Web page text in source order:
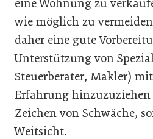
eine Wohnung zu
wie möglich zu
daher eine gute
Unterstützung von
Steuerberater, Makler)
Erfahrung
Zeichen von Schwäche,
Weitsicht.